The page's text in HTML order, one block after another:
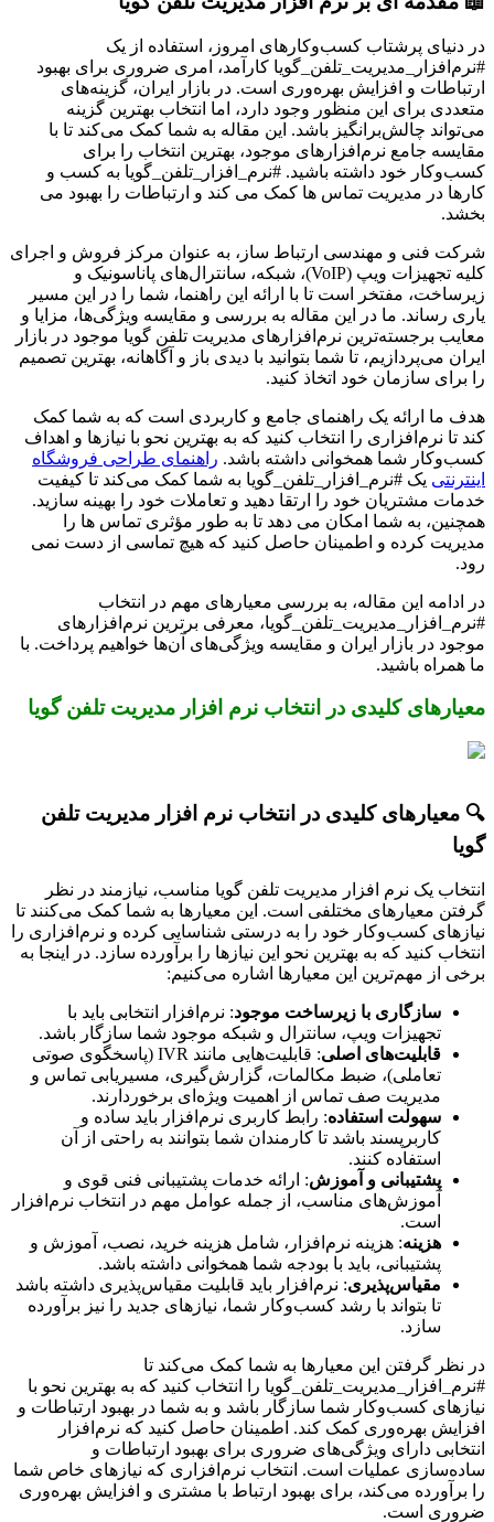
در دنیای پرشتاب کسب‌وکارهای امروز، استفاده از یک
#نرم‌افزار_مدیریت_تلفن_گویا کارآمد، امری ضروری برای بهبود
ارتباطات و افزایش بهره‌وری است. در بازار ایران، گزینه‌های
متعددی برای این منظور وجود دارد، اما انتخاب بهترین گزینه
می‌تواند چالش‌برانگیز باشد. این مقاله به شما کمک می‌کند تا با
مقایسه جامع نرم‌افزارهای موجود، بهترین انتخاب را برای
کسب‌وکار خود داشته باشید. #نرم_افزار_تلفن_گویا به کسب و
کارها در مدیریت تماس ها کمک می کند و ارتباطات را بهبود می
بخشد.
شرکت فنی و مهندسی ارتباط ساز، به عنوان مرکز فروش و اجرای
کلیه تجهیزات ویپ (VoIP)، شبکه، سانترال‌های پاناسونیک و
زیرساخت، مفتخر است تا با ارائه این راهنما، شما را در این مسیر
یاری رساند. ما در این مقاله به بررسی و مقایسه ویژگی‌ها، مزایا و
معایب برجسته‌ترین نرم‌افزارهای مدیریت تلفن گویا موجود در بازار
ایران می‌پردازیم، تا شما بتوانید با دیدی باز و آگاهانه، بهترین تصمیم
را برای سازمان خود اتخاذ کنید.
هدف ما ارائه یک راهنمای جامع و کاربردی است که به شما کمک
کند تا نرم‌افزاری را انتخاب کنید که به بهترین نحو با نیازها و اهداف
کسب‌وکار شما همخوانی داشته باشد. راهنمای طراحی فروشگاه
اینترنتی یک #نرم_افزار_تلفن_گویا به شما کمک می‌کند تا کیفیت
خدمات مشتریان خود را ارتقا دهید و تعاملات خود را بهینه سازید.
همچنین، به شما امکان می دهد تا به طور مؤثری تماس ها را
مدیریت کرده و اطمینان حاصل کنید که هیچ تماسی از دست نمی
رود.
در ادامه این مقاله، به بررسی معیارهای مهم در انتخاب
#نرم_افزار_مدیریت_تلفن_گویا، معرفی برترین نرم‌افزارهای
موجود در بازار ایران و مقایسه ویژگی‌های آن‌ها خواهیم پرداخت. با
ما همراه باشید.
معیارهای کلیدی در انتخاب نرم افزار مدیریت تلفن گویا
🔍 معیارهای کلیدی در انتخاب نرم افزار مدیریت تلفن
گویا
انتخاب یک نرم افزار مدیریت تلفن گویا مناسب، نیازمند در نظر
گرفتن معیارهای مختلفی است. این معیارها به شما کمک می‌کنند تا
نیازهای کسب‌وکار خود را به درستی شناسایی کرده و نرم‌افزاری را
انتخاب کنید که به بهترین نحو این نیازها را برآورده سازد. در اینجا به
برخی از مهم‌ترین این معیارها اشاره می‌کنیم:
سازگاری با زیرساخت موجود: نرم‌افزار انتخابی باید با
تجهیزات ویپ، سانترال و شبکه موجود شما سازگار باشد.
قابلیت‌های اصلی
: قابلیت‌هایی مانند IVR (پاسخگوی صوتی
تعاملی)، ضبط مکالمات، گزارش‌گیری، مسیریابی تماس و
مدیریت صف تماس از اهمیت ویژه‌ای برخوردارند.
سهولت استفاده: رابط کاربری نرم‌افزار باید ساده و
کاربرپسند باشد تا کارمندان شما بتوانند به راحتی از آن
استفاده کنند.
پشتیبانی و آموزش: ارائه خدمات پشتیبانی فنی قوی و
آموزش‌های مناسب، از جمله عوامل مهم در انتخاب نرم‌افزار
است.
هزینه: هزینه نرم‌افزار، شامل هزینه خرید، نصب، آموزش و
پشتیبانی، باید با بودجه شما همخوانی داشته باشد.
مقیاس‌پذیری: نرم‌افزار باید قابلیت مقیاس‌پذیری داشته باشد
تا بتواند با رشد کسب‌وکار شما، نیازهای جدید را نیز برآورده
سازد.
در نظر گرفتن این معیارها به شما کمک می‌کند تا
#نرم_افزار_مدیریت_تلفن_گویا را انتخاب کنید که به بهترین نحو با
نیازهای کسب‌وکار شما سازگار باشد و به شما در بهبود ارتباطات و
افزایش بهره‌وری کمک کند. اطمینان حاصل کنید که نرم‌افزار
انتخابی دارای ویژگی‌های ضروری برای بهبود ارتباطات و
ساده‌سازی عملیات است. انتخاب نرم‌افزاری که نیازهای خاص شما
را برآورده می‌کند، برای بهبود ارتباط با مشتری و افزایش بهره‌وری
ضروری است.